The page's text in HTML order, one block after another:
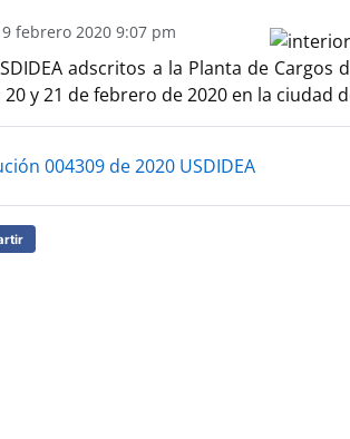
febrero 2020 9:07 pm
adscritos a la Planta de
y 21 de febrero de 2020 en la ciudad
004309 de 2020 USDIDEA